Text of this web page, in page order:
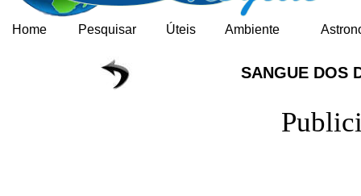
Home Pesquisar Úteis Ambiente
SANGUE DOS